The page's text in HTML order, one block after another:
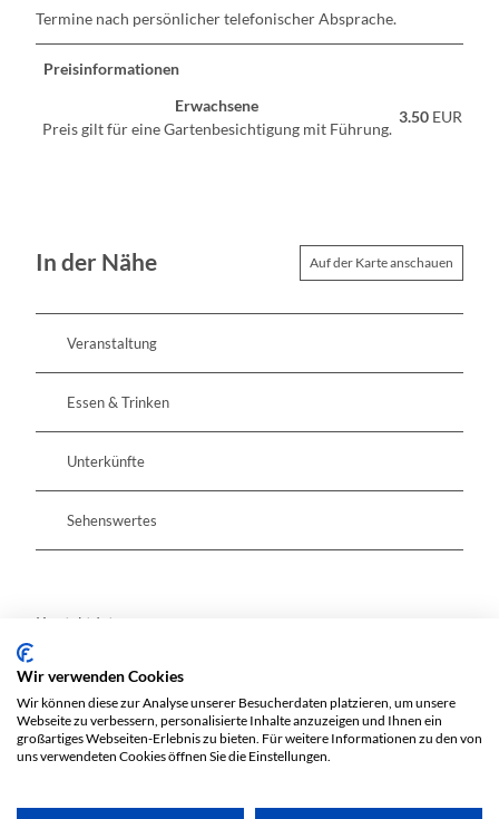
Termine nach persönlicher telefonischer Absprache.
Preisinformationen
Erwachsene
Preis gilt für eine Gartenbesichtigung mit Führung.
3.50 EUR
In der Nähe Auf der Karte anschauen
Veranstaltung
Essen & Trinken
Unterkünfte
Sehenswertes
Kontaktdaten
Sandweg 15a
15295Brieskow-Finkenheerd
Website
Wir verwenden Cookies
Wir können diese zur Analyse unserer Besucherdaten platzieren, um unsere
Webseite zu verbessern, personalisierte Inhalte anzuzeigen und Ihnen ein
großartiges Webseiten-Erlebnis zu bieten. Für weitere Informationen zu den von
uns verwendeten Cookies öffnen Sie die Einstellungen.